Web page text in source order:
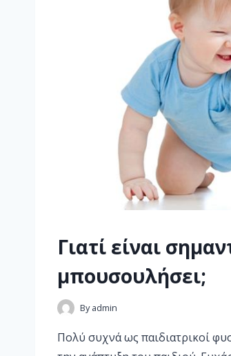
Γιατί είναι
μπουσουλήσει;
By admin
Πολύ συχνά ως παιδιατρικοί